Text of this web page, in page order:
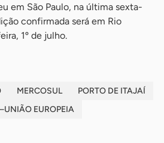
em São Paulo, na última sexta-
confirmada será em Rio
1º de julho.
MERCOSUL
PORTO DE ITAJAÍ
EUROPEIA